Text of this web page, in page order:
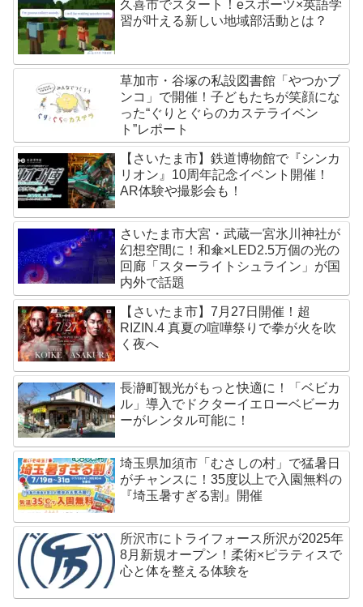
久喜市でスタート！eスポーツ×英語学
習が叶える新しい地域部活動とは？
草加市・谷塚の私設図書館「やつかブ
ンコ」で開催！子どもたちが笑顔にな
った“ぐりとぐらのカステライベン
ト”レポート
【さいたま市】鉄道博物館で『シンカ
リオン』10周年記念イベント開催！
AR体験や撮影会も！
さいたま市大宮・武蔵一宮氷川神社が
幻想空間に！和傘×LED2.5万個の光の
回廊「スターライトシュライン」が国
内外で話題
【さいたま市】7月27日開催！超
RIZIN.4 真夏の喧嘩祭りで拳が火を吹
く夜へ
長瀞町観光がもっと快適に！「ベビカ
ル」導入でドクターイエローベビーカ
ーがレンタル可能に！
埼玉県加須市「むさしの村」で猛暑日
がチャンスに！35度以上で入園無料の
『埼玉暑すぎる割』開催
所沢市にトライフォース所沢が2025年
8月新規オープン！柔術×ピラティスで
心と体を整える体験を